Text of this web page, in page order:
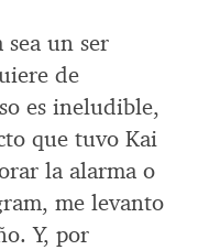
un ser
de
es ineludible,
que tuvo Kai
la alarma o
me levanto
Y, por